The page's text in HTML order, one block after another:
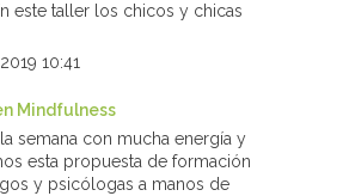
este taller los chicos y chicas
10:41
Mindfulness
semana con mucha energía y
esta propuesta de formación
y psicólogas a manos de